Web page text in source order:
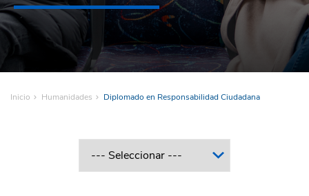
Inicio Humanidades Diplomado en Responsabilidad Ciudadana